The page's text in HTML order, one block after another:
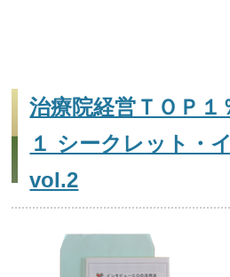
治療院経営ＴＯＰ１
１ シークレット・
vol.2